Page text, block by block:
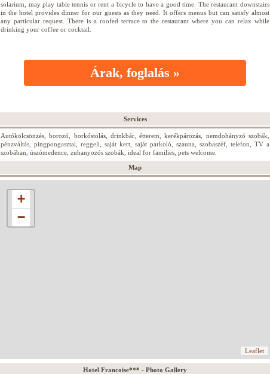
solarium, may play table tennis or rent a bicycle to have a good time. The restaurant downstairs
in the hotel provides dinner for our guests as they need. It offers menus but can satisfy almost
any particular request. There is a roofed terrace to the restaurant where you can relax while
drinking your coffee or cocktail.
Árak, foglalás »
Services
Autókölcsönzés, borozó, borkóstolás, drinkbár, étterem, kerékpározás, nemdohányzó szobák,
pénzváltás, pingpongasztal, reggeli, saját kert, saját parkoló, szauna, szobaszéf, telefon, TV a
szobában, úszómedence, zuhanyozós szobák, ideal for families, pets welcome.
Map
+
−
Leaflet
Hotel Francoise*** - Photo Gallery